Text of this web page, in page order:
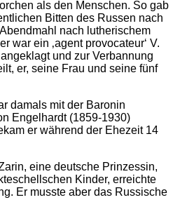
als den Menschen. So gab
Bitten des Russen nach
nach lutherischem
war ein ‚agent provocateur‘ V.
und zur Verbannung
er, seine Frau und seine fünf
damals mit der Baronin
Engelhardt (1859-1930)
er während der Ehezeit 14
eine deutsche Prinzessin,
Kinder, erreichte
Er musste aber das Russische